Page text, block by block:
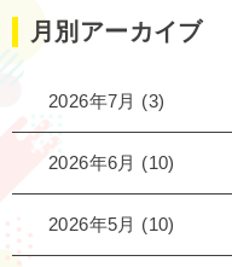
月別アーカイブ
2026年7月 (3)
2026年6月 (10)
2026年5月 (10)